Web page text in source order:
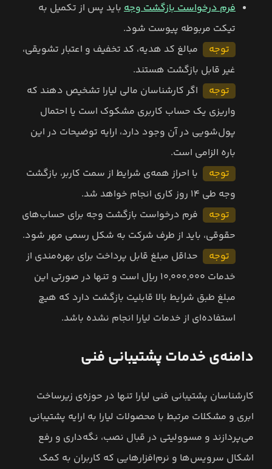
فرم درخواست بازگشت وجه باید پس از تکمیل به
تیکت مربوطه پیوست شود.
توجه
مبالغ کد هدیه، کد تخفیف و اعتبار تشویقی،
غیر قابل بازگشت هستند.
توجه
اگر کارشناسان مالی لیارا تشخیص دهند که
واریزی یک حساب کاربری مشکوک است یا احتمال
پول‌شویی در آن وجود دارد، ارایه توضیحات در این
باره الزامی است.
توجه
با احراز همه‌ی شرایط از سمت کاربر، بازگشت
وجه طی ۱۴ روز کاری انجام خواهد شد.
توجه
فرم درخواست بازگشت وجه برای حساب‌های
حقوقی، باید از طرف شرکت به شکل رسمی مهر شود.
توجه
حداقل مبلغ قابل پرداخت برای بهره‌مندی از
خدمات ۱۰,۰۰۰,۰۰۰ ریال است و تنها در صورتی این
مبلغ طبق شرایط بالا قابلیت بازگشت دارد که هیچ
استفاده‌ای از خدمات لیارا انجام نشده باشد.
دامنه‌ی خدمات پشتیبانی فنی
کارشناسان پشتیبانی فنی لیارا تنها در حوزه‌ی زیرساخت
ابری و مشکلات مرتبط با محصولات لیارا به ارایه پشتیبانی
می‌پردازند و مسوولیتی در قبال نصب، نگه‌داری و رفع
اشکال سرویس‌ها و نرم‌افزارهایی که کاربران به کمک